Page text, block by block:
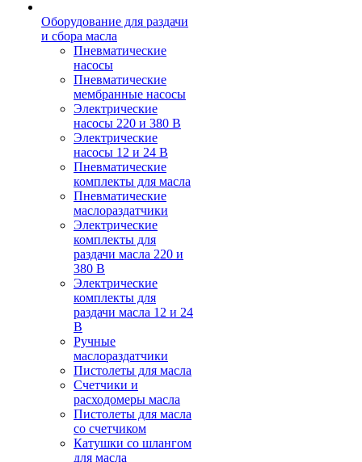
Оборудование для раздачи
и сбора масла
Пневматические
насосы
Пневматические
мембранные насосы
Электрические
насосы 220 и 380 В
Электрические
насосы 12 и 24 В
Пневматические
комплекты для масла
Пневматические
маслораздатчики
Электрические
комплекты для
раздачи масла 220 и
380 В
Электрические
комплекты для
раздачи масла 12 и 24
В
Ручные
маслораздатчики
Пистолеты для масла
Счетчики и
расходомеры масла
Пистолеты для масла
со счетчиком
Катушки со шлангом
для масла